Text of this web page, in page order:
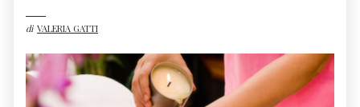
di VALERIA GATTI